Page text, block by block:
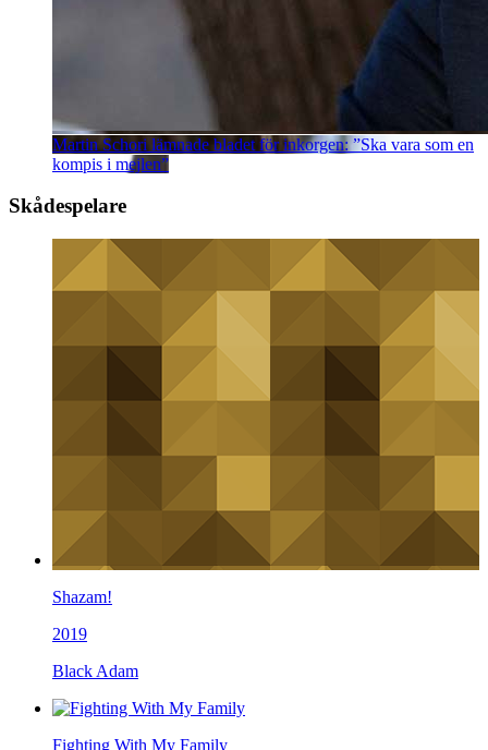
Martin Schori lämnade bladet för inkorgen: ”Ska vara som en
kompis i mejlen”
Skådespelare
Shazam!
2019
Black Adam
Fighting With My Family